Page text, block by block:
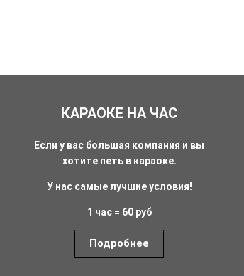
КАРАОКЕ НА ЧАС
Если у вас большая компания и вы
хотите петь в караоке.
У нас самые лучшие условия!
1 час = 60 руб
Подробнее